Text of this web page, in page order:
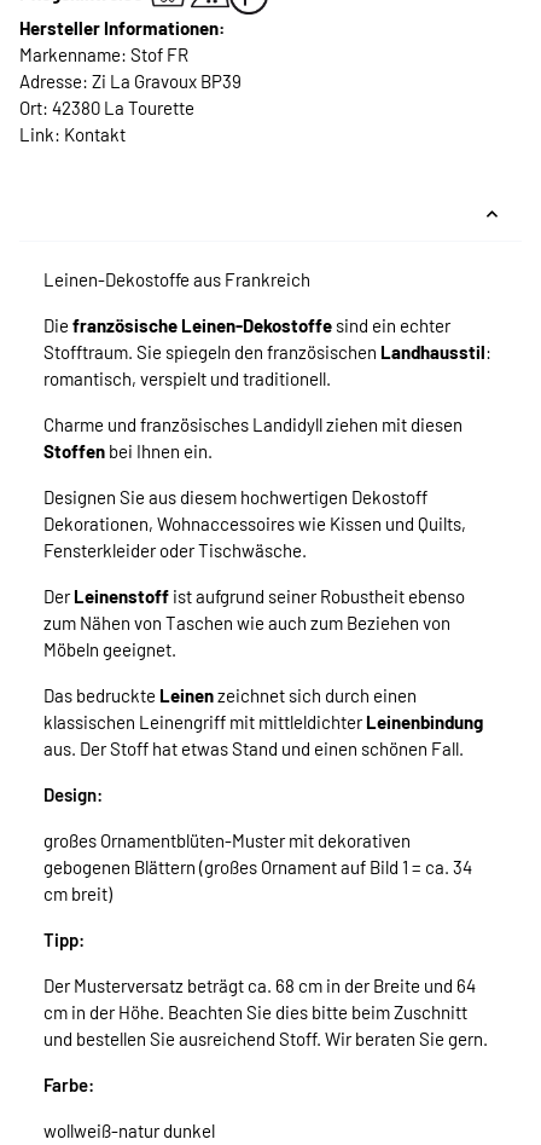
Hersteller Informationen:
Markenname: Stof FR
Adresse: Zi La Gravoux BP39
Ort: 42380 La Tourette
Link: Kontakt
Leinen-Dekostoffe aus Frankreich
Die französische Leinen-Dekostoffe sind ein echter
Stofftraum. Sie spiegeln den französischen Landhausstil:
romantisch, verspielt und traditionell.
Charme und französisches Landidyll ziehen mit diesen
Stoffen bei Ihnen ein.
Designen Sie aus diesem hochwertigen Dekostoff
Dekorationen, Wohnaccessoires wie Kissen und Quilts,
Fensterkleider oder Tischwäsche.
DerLeinenstoff ist aufgrund seiner Robustheit ebenso
zum Nähen von Taschen wie auch zum Beziehen von
Möbeln geeignet.
Das bedruckte Leinenzeichnet sich durch einen
klassischen Leinengriff mit mittleldichterLeinenbindung
aus. Der Stoff hat etwas Stand und einen schönen Fall.
Design:
großes Ornamentblüten-Muster mit dekorativen
gebogenen Blättern (großes Ornament auf Bild 1 = ca. 34
cm breit)
Tipp:
Der Musterversatz beträgt ca. 68 cm in der Breite und 64
cm in der Höhe. Beachten Sie dies bitte beim Zuschnitt
und bestellen Sie ausreichend Stoff. Wir beraten Sie gern.
Farbe:
wollweiß-natur dunkel